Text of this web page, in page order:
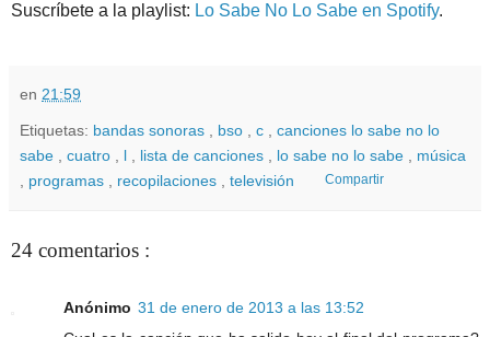
Suscríbete a la playlist: Lo Sabe No Lo Sabe en Spotify.
en 21:59
Etiquetas: bandas sonoras , bso , c , canciones lo sabe no lo
sabe , cuatro , l , lista de canciones , lo sabe no lo sabe , música
, programas , recopilaciones , televisión Compartir
24 comentarios :
Anónimo 31 de enero de 2013 a las 13:52